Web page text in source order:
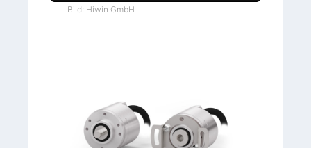
Bild: Hiwin GmbH